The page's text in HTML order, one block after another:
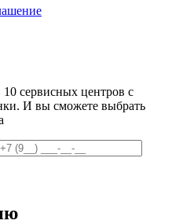
сервисных центров с
И вы сможете выбрать